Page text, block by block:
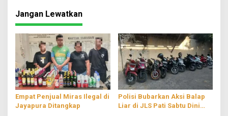
Jangan Lewatkan
Empat Penjual Miras Ilegal di
Jayapura Ditangkap
Polisi Bubarkan Aksi Balap
Liar di JLS Pati Sabtu Dini